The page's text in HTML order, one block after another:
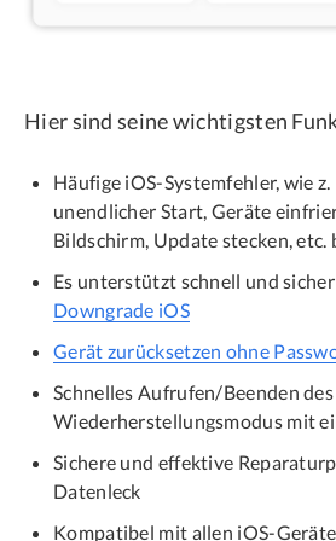
Hier sind seine wichtigsten
Häufige iOS-Systemfehler, wie
unendlicher Start, Geräte
Bildschirm, Update stecken, etc.
Es unterstützt schnell und
Downgrade iOS
Gerät zurücksetzen ohne
Schnelles Aufrufen/Beenden
Wiederherstellungsmodus mit
Sichere und effektive
Datenleck
Kompatibel mit allen iOS-